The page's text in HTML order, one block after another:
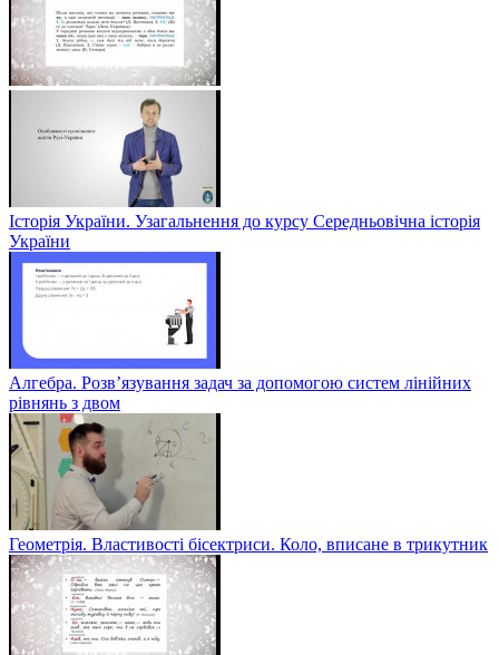
Історія України. Узагальнення до курсу Середньовічна історія
України
Алгебра. Розв’язування задач за допомогою систем лінійних
рівнянь з двом
Геометрія. Властивості бісектриси. Коло, вписане в трикутник